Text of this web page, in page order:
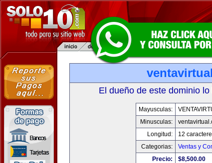
El dueño de este dominio
Mayusculas:
Minusculas:
Longitud:
12
Categorias:
Ventas y
Precio:
$8,500.00